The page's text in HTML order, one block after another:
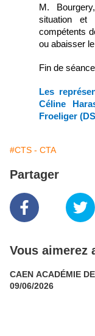
M.
situation et
compétents
ou abaisser
Fin de
Les
Céline
Froeliger
#CTS - CTA
Partager
Vous aimerez
CAEN ACADÉMIE
09/06/2026